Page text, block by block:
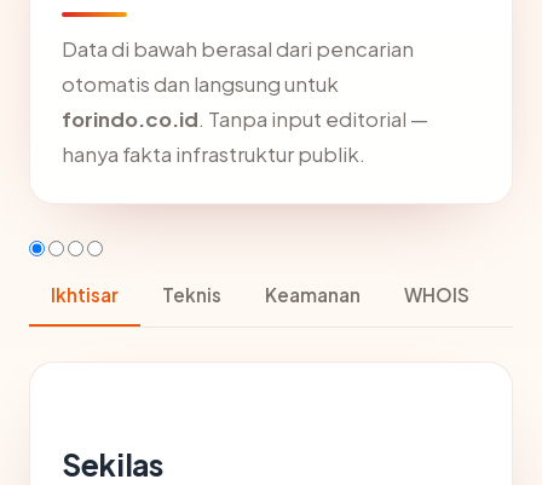
Data di bawah berasal dari pencarian
otomatis dan langsung untuk
forindo.co.id. Tanpa input editorial —
hanya fakta infrastruktur publik.
Ikhtisar Teknis Keamanan WHOIS
Sekilas